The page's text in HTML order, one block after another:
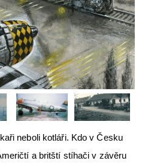
neboli kotláři. Kdo v Česku
a britští stíhači v závěru
speciály
videa
FR + archiv
muzea
app
Guide app
v letectví